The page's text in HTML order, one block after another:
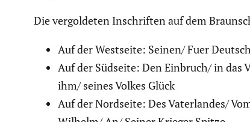
Die vergol­deten Inschriften auf dem
Auf der Westseite: Seinen/ Fuer
Auf der Südseite: Den Einbruch/ in
ihm/ seines Volkes Glück
Auf der Nordseite: Des Vaterlandes/